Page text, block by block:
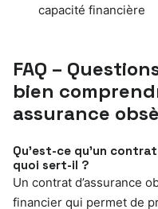
capacité financière
FAQ –
bien
assurance
Qu’est-ce qu’un
quoi sert-il ?
Un contrat d’assurance
financier qui permet de